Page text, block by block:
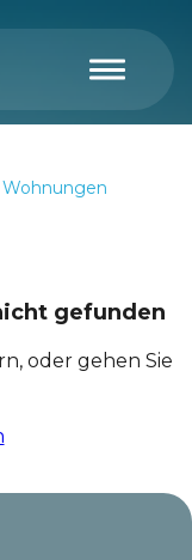
Wohnungen
gefunden
oder gehen Sie